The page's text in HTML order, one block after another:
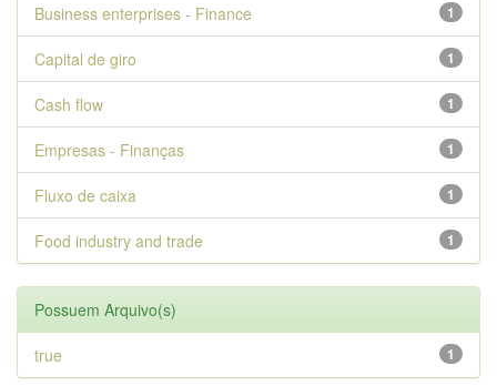
1
Business enterprises - Finance
1
Capital de giro
1
Cash flow
1
Empresas - Finanças
1
Fluxo de caixa
1
Food industry and trade
Possuem Arquivo(s)
1
true